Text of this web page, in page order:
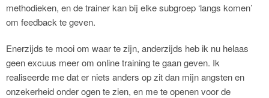
methodieken, en de trainer kan bij elke subgroep ‘langs komen’
om feedback te geven.
Enerzijds te mooi om waar te zijn, anderzijds heb ik nu helaas
geen excuus meer om online training te gaan geven. Ik
realiseerde me dat er niets anders op zit dan mijn angsten en
onzekerheid onder ogen te zien, en me te openen voor de